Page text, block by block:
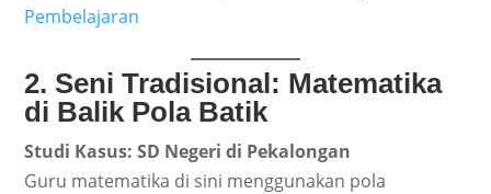
Pembelajaran
2. Seni Tradisional: Matematika
di Balik Pola Batik
Studi Kasus: SD Negeri di Pekalongan
Guru matematika di sini menggunakan pola